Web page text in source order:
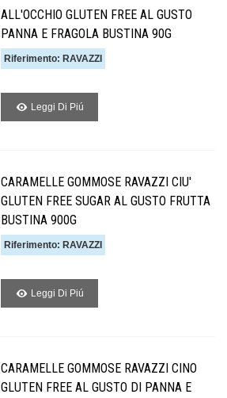
ALL'OCCHIO GLUTEN FREE AL GUSTO
PANNA E FRAGOLA BUSTINA 90G
Riferimento: RAVAZZI
Leggi Di Piú
CARAMELLE GOMMOSE RAVAZZI CIU'
GLUTEN FREE SUGAR AL GUSTO FRUTTA
BUSTINA 900G
Riferimento: RAVAZZI
Leggi Di Piú
CARAMELLE GOMMOSE RAVAZZI CINO
GLUTEN FREE AL GUSTO DI PANNA E